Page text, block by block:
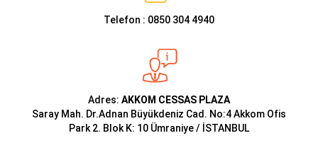
Telefon : 0850 304 4940
Adres: AKKOM CESSAS PLAZA
Saray Mah. Dr.Adnan Büyükdeniz Cad. No:4 Akkom Ofis
Park 2. Blok K: 10 Ümraniye / İSTANBUL